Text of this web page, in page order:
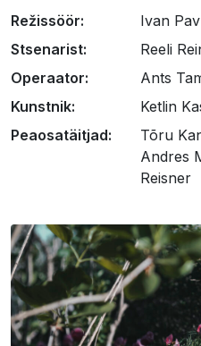
Režissöör:
Ivan
Stsenarist:
Reeli
Operaator:
Ants
Kunstnik:
Ketlin
Peaosatäitjad:
Tõru
Andres
Reisner